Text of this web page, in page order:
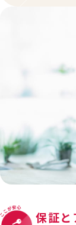
保証と